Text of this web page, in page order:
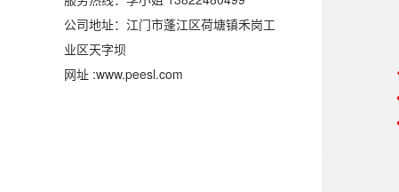
公司地址：江门市蓬江区荷塘镇禾岗工
业区天字坝
网址 :www.peesl.com